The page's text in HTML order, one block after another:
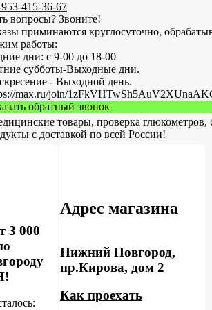
415-36-67
вопросы? Звоните!
приминаются круглосуточно,
работы:
дни: с 9-00 до 18-00
субботы-Выходные дни.
- Выходной день.
max.ru/join/
обратный звонок
товары, проверка глюкометров,
с доставкой по всей России!
3 000
Адрес магазина
Нижний Новгород,
пр.Кирова, дом 2
Как проехать